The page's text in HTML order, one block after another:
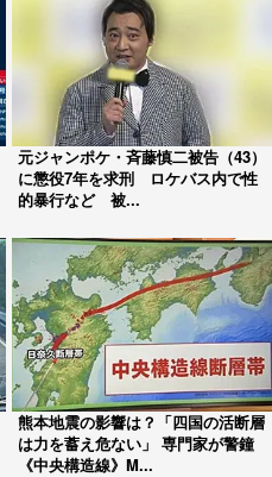
元ジャンポケ・斉藤慎二被告（43）
に懲役7年を求刑 ロケバス内で性
的暴行など 被...
熊本地震の影響は？「四国の活断層
は力を蓄え危ない」 専門家が警鐘
《中央構造線》M...